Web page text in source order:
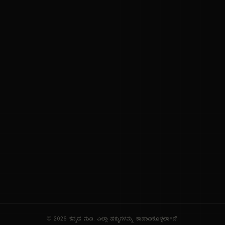
© 2026 ಕನ್ನಡ ನುಡಿ. ಎಲ್ಲಾ ಹಕ್ಕುಗಳನ್ನು ಕಾಪಾಡಿಕೊಳ್ಳಲಾಗಿದೆ.